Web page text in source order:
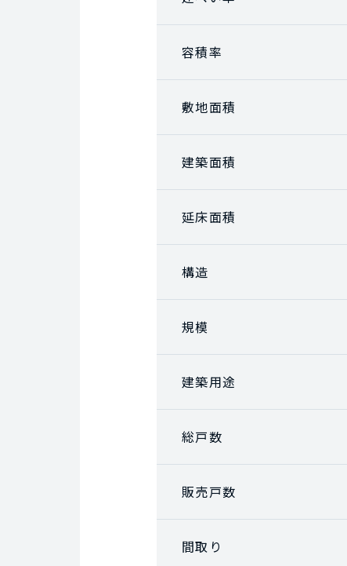
容積率
敷地面積
建築面積
延床面積
構造
規模
建築用途
総戸数
販売戸数
間取り